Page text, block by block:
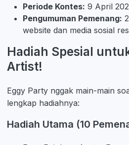
Periode Kontes: 9 April
Pengumuman Pemenang:
website dan media sosial
Hadiah Spesial
Artist!
Eggy Party nggak main-main
lengkap hadiahnya:
Hadiah Utama (10